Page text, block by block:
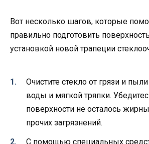
Вот несколько шагов, которые
правильно подготовить
установкой новой трапеции
Очистите стекло от грязи и
воды и мягкой тряпки.
поверхности не осталось
прочих загрязнений.
С помощью специальных